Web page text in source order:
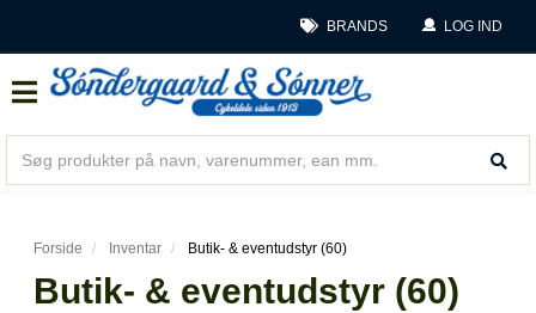
BRANDS LOG IND
Forside Inventar Butik- & eventudstyr (60)
Butik- & eventudstyr (60)